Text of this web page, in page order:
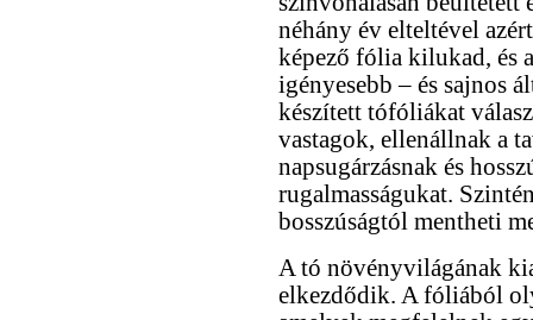
néhány év elteltével
képező fólia kilukad, és
igényesebb – és sajnos
készített tófóliákat
vastagok, ellenállnak a
napsugárzásnak és
rugalmasságukat.
bosszúságtól mentheti
A tó növényvilágának
elkezdődik. A fóliából